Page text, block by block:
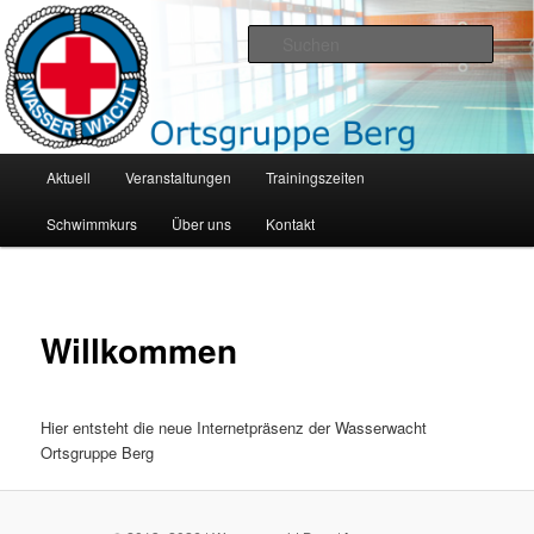
Zum
primären
Inhalt
springenWasserwacht Berg
Aktuell Veranstaltungen Trainingszeiten
Schwimmkurs Über uns Kontakt
Willkommen
Hier entsteht die neue Internetpräsenz der Wasserwacht
Ortsgruppe Berg